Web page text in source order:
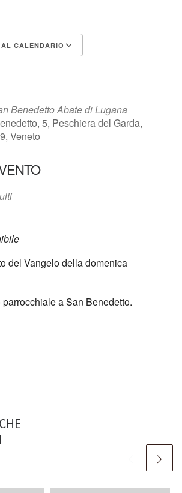
CALENDARIO
Benedetto Abate di Lugana
5, Peschiera del Garda,
Veneto
del Vangelo della domenica
a San Benedetto.